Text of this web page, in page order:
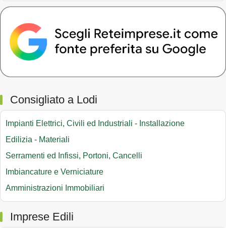
Consigliato a Lodi
Impianti Elettrici, Civili ed Industriali - Installazione
Edilizia - Materiali
Serramenti ed Infissi, Portoni, Cancelli
Imbiancature e Verniciature
Amministrazioni Immobiliari
Imprese Edili